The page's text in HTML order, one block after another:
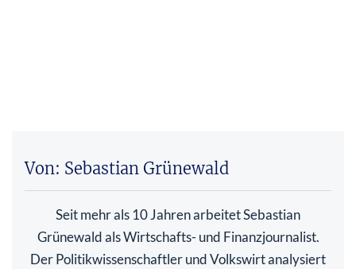
Von: Sebastian Grünewald
Seit mehr als 10 Jahren arbeitet Sebastian
Grünewald als Wirtschafts- und Finanzjournalist.
Der Politikwissenschaftler und Volkswirt analysiert